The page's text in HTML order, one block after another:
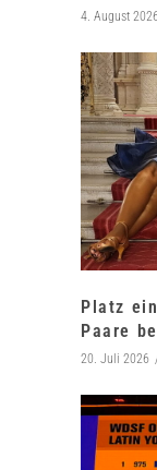
4. August
Platz
Paare
20. Juli 2026